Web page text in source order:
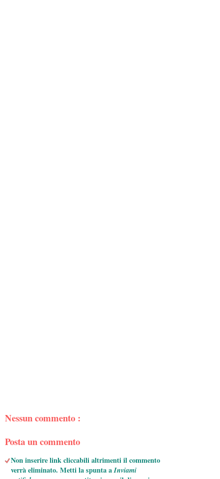
Nessun commento :
Posta un commento
Non inserire link cliccabili altrimenti il commento
verrà eliminato. Metti la spunta aInviami